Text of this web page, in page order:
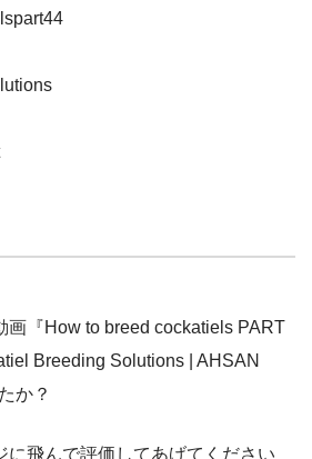
画『How to breed cockatiels PART
Breeding Solutions | AHSAN
か？
に飛んで評価してあげてください